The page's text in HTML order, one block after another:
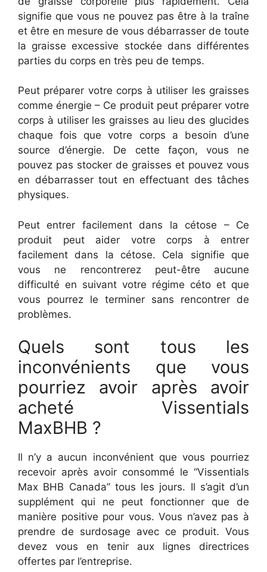
signifie que vous ne pouvez pas être à la traîne
et être en mesure de vous débarrasser de toute
la graisse excessive stockée dans différentes
parties du corps en très peu de temps.
Peut préparer votre corps à utiliser les graisses
comme énergie – Ce produit peut préparer votre
corps à utiliser les graisses au lieu des glucides
chaque fois que votre corps a besoin d’une
source d’énergie. De cette façon, vous ne
pouvez pas stocker de graisses et pouvez vous
en débarrasser tout en effectuant des tâches
physiques.
Peut entrer facilement dans la cétose – Ce
produit peut aider votre corps à entrer
facilement dans la cétose. Cela signifie que
vous ne rencontrerez peut-être aucune
difficulté en suivant votre régime céto et que
vous pourrez le terminer sans rencontrer de
problèmes.
Quels sont tous les
inconvénients que vous
pourriez avoir après avoir
acheté Vissentials
MaxBHB ?
Il n’y a aucun inconvénient que vous pourriez
recevoir après avoir consommé le “Vissentials
Max BHB Canada” tous les jours. Il s’agit d’un
supplément qui ne peut fonctionner que de
manière positive pour vous. Vous n’avez pas à
prendre de surdosage avec ce produit. Vous
devez vous en tenir aux lignes directrices
offertes par l’entreprise.